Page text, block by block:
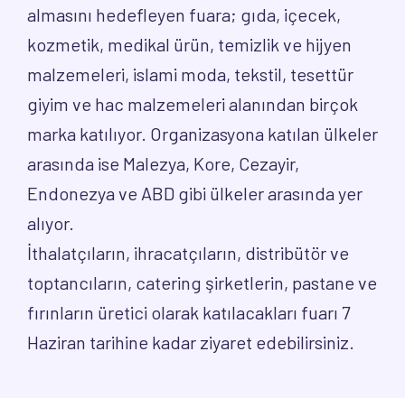
almasını hedefleyen fuara; gıda, içecek,
kozmetik, medikal ürün, temizlik ve hijyen
malzemeleri, islami moda, tekstil, tesettür
giyim ve hac malzemeleri alanından birçok
marka katılıyor. Organizasyona katılan ülkeler
arasında ise Malezya, Kore, Cezayir,
Endonezya ve ABD gibi ülkeler arasında yer
alıyor.
İthalatçıların, ihracatçıların, distribütör ve
toptancıların, catering şirketlerin, pastane ve
fırınların üretici olarak katılacakları fuarı 7
Haziran tarihine kadar ziyaret edebilirsiniz.